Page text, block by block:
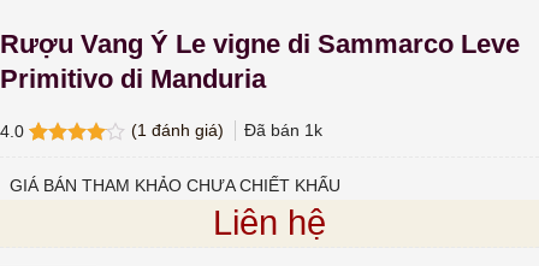
Rượu Vang Ý Le vigne di Sammarco Leve
Primitivo di Manduria
4.0
5 dựa
(1 đánh giá) Đã bán 1k
GIÁ BÁN THAM KHẢO CHƯA CHIẾT KHẤU
Liên hệ